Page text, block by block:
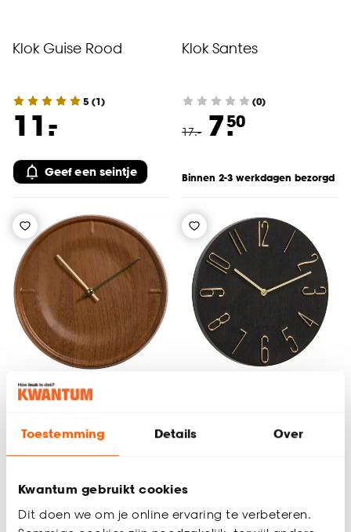
Toestemming Details Over
Kwantum gebruikt cookies
Dit doen we om je online ervaring te verbeteren.
Klok Guise Rood
5 (1)
11.
-
Geef een seintje
Klok Santes
(0)
17.- 7.50
Binnen 2-3 werkdagen bezorgd
Klok Walnoot
(0)
14.
-
Klok Genua
9.75